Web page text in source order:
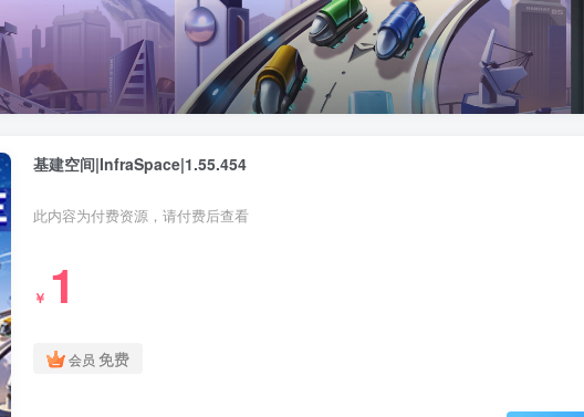
基建空间|InfraSpace|1.55.454
此内容为付费资源，请付费后查看
￥ 1
会员 免费